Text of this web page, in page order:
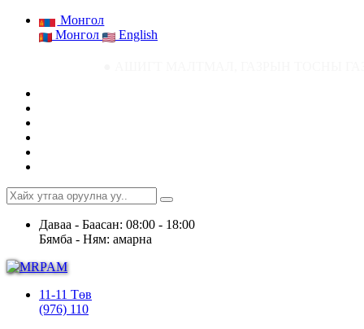
Монгол
Монгол
English
Даваа - Баасан: 08:00 - 18:00
Бямба - Ням: амарна
11-11 Төв
(976) 110